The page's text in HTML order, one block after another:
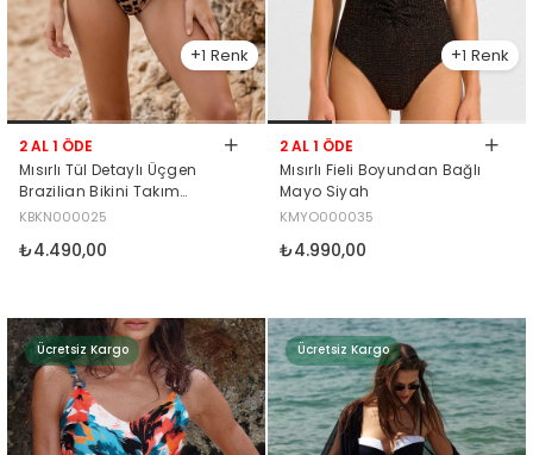
1
2 AL 1 ÖDE
Mısırlı Tül Detaylı Üçgen
Brazilian Bikini Takım
Leopar Desenli
KBKN000025
₺4.490,00
1
2 AL 1 ÖDE
Mısırlı Fieli Boyundan Bağlı
Mayo Siyah
KMYO000035
₺4.990,00
Ücretsiz Kargo Ücretsiz Kargo